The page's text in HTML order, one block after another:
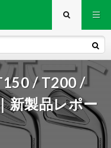
/ T200 /
新製品レポー